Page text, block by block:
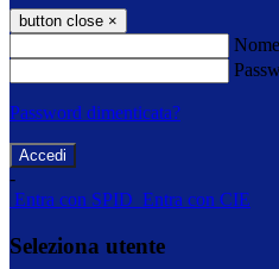
button close ×
Password dimenticata?
-
Entra con SPID Entra con CIE
Seleziona utente